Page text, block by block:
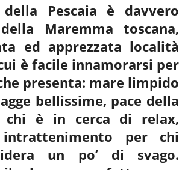
della Pescaia è davvero
Maremma toscana,
ed apprezzata località
è facile innamorarsi per
presenta: mare limpido
bellissime, pace della
chi è in cerca di relax,
per chi
un po’ di svago.